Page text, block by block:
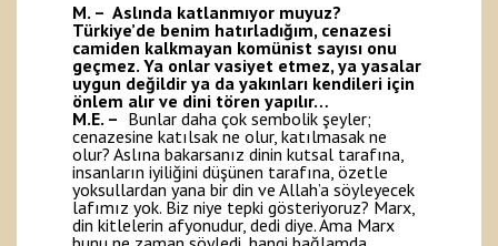
M. – Aslında katlanmıyor muyuz?
Türkiye’de benim hatırladığım, cenazesi
camiden kalkmayan komünist sayısı onu
geçmez. Ya onlar vasiyet etmez, ya yasalar
uygun değildir ya da yakınları kendileri için
önlem alır ve dini tören yapılır…
M.E. – Bunlar daha çok sembolik şeyler;
cenazesine katılsak ne olur, katılmasak ne
olur? Aslına bakarsanız dinin kutsal tarafına,
insanların iyiliğini düşünen tarafına, özetle
yoksullardan yana bir din ve Allah’a söyleyecek
lafımız yok. Biz niye tepki gösteriyoruz? Marx,
din kitlelerin afyonudur, dedi diye. Ama Marx